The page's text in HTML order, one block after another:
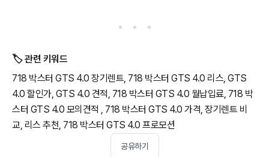
🏷️ 관련 키워드
718 박스터 GTS 4.0 장기렌트, 718 박스터 GTS 4.0 리스, GTS
4.0 할인가, GTS 4.0 견적, 718 박스터 GTS 4.0 월납입료, 718 박
스터 GTS 4.0 모의견적 , 718 박스터 GTS 4.0 가격, 장기렌트 비
교, 리스 추천, 718 박스터 GTS 4.0 프로모션
공유하기